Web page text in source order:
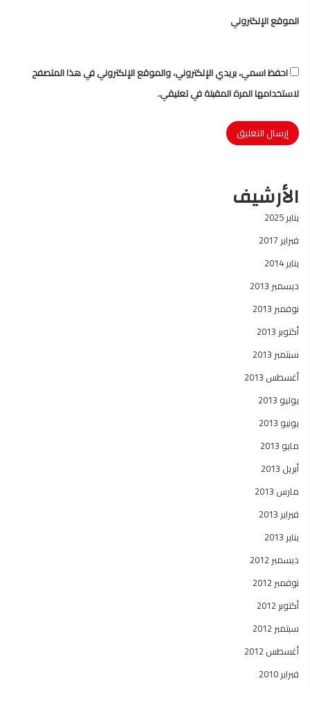
الموقع الإلكتروني
احفظ اسمي، بريدي الإلكتروني، والموقع الإلكتروني في هذا المتصفح
لاستخدامها المرة المقبلة في تعليقي.
الأرشيف
يناير 2025
فبراير 2017
يناير 2014
ديسمبر 2013
نوفمبر 2013
أكتوبر 2013
سبتمبر 2013
أغسطس 2013
يوليو 2013
يونيو 2013
مايو 2013
أبريل 2013
مارس 2013
فبراير 2013
يناير 2013
ديسمبر 2012
نوفمبر 2012
أكتوبر 2012
سبتمبر 2012
أغسطس 2012
فبراير 2010